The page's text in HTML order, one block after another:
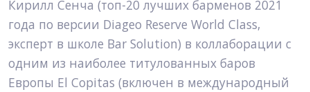
Кирилл Сенча (топ-20 лучших барменов 2021
года по версии Diageo Reserve World Class,
эксперт в школе Bar Solution) в коллаборации с
одним из наиболее титулованных баров
Европы El Copitas (включен в международный